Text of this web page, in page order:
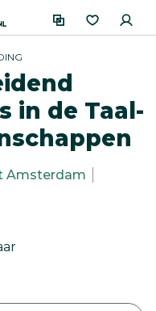
in de Taal-
Amsterdam